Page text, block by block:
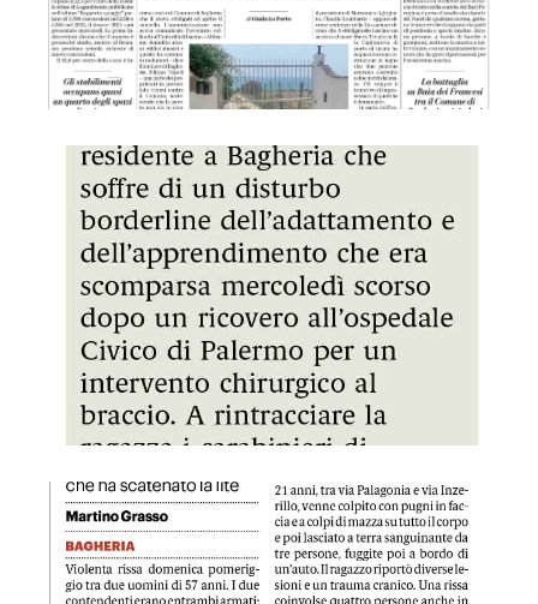
GDS 13/07/2024 Ritrovata
GDS 16/07/2024 Una rissa a Bagheria con bastone e